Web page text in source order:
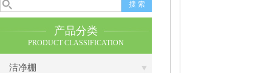
产品分类
PRODUCT CLASSIFICATION
洁净棚